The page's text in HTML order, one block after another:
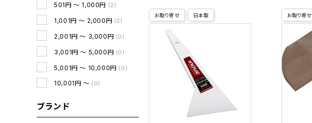
501円 ～ 1,000円 (2)
1,001円 ～ 2,000円 (2)
2,001円 ～ 3,000円 (0)
3,001円 ～ 5,000円 (0)
5,001円 ～ 10,000円 (0)
10,001円 ～ (0)
ブランド
お取り寄せ 日本製 お取り寄せ